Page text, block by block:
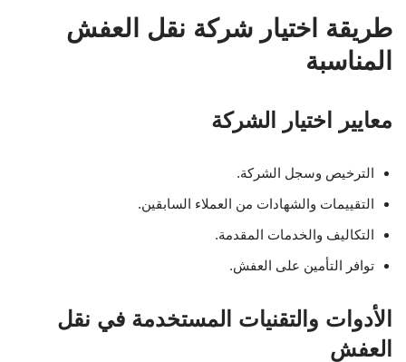
طريقة اختيار شركة نقل العفش
المناسبة
معايير اختيار الشركة
الترخيص وسجل الشركة.
التقييمات والشهادات من العملاء السابقين.
التكاليف والخدمات المقدمة.
توافر التأمين على العفش.
الأدوات والتقنيات المستخدمة في نقل
العفش